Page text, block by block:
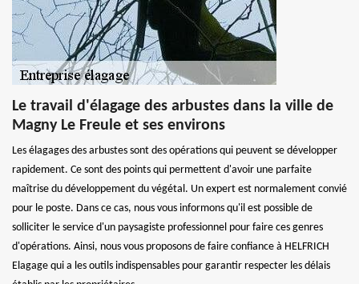
Le travail d'élagage des arbustes dans la ville de
Magny Le Freule et ses environs
Les élagages des arbustes sont des opérations qui peuvent se développer
rapidement. Ce sont des points qui permettent d'avoir une parfaite
maîtrise du développement du végétal. Un expert est normalement convié
pour le poste. Dans ce cas, nous vous informons qu'il est possible de
solliciter le service d'un paysagiste professionnel pour faire ces genres
d'opérations. Ainsi, nous vous proposons de faire confiance à HELFRICH
Elagage qui a les outils indispensables pour garantir respecter les délais